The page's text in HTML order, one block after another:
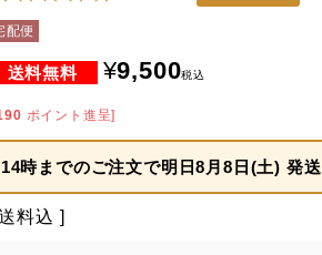
配便
¥9,500税込
ポイント進呈]
14時までのご注文で明日8月8日(土) 発送
料込